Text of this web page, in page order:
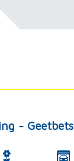
- Geetbets